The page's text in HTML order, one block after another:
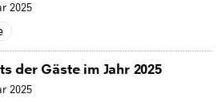
2025
der Gäste im Jahr 2025
2025